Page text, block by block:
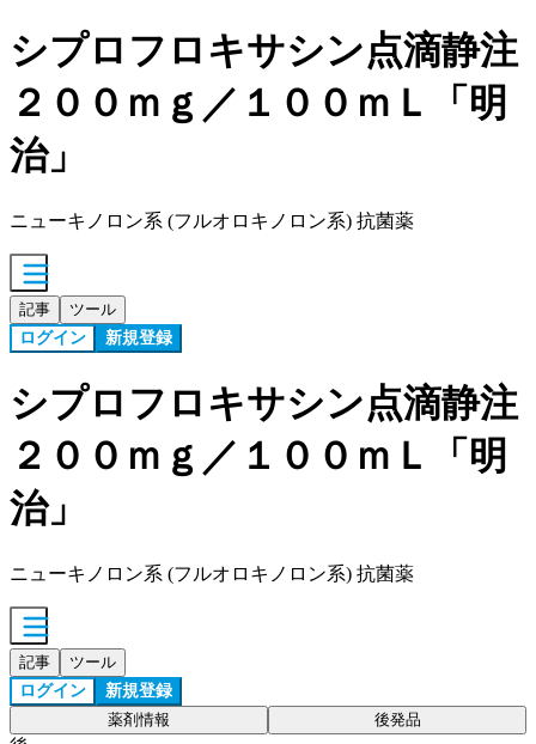
シプロフロキサシン点滴静注
２００ｍｇ／１００ｍＬ「明
治」
ニューキノロン系 (フルオロキノロン系) 抗菌薬
記事 ツール
ログイン 新規登録
シプロフロキサシン点滴静注
２００ｍｇ／１００ｍＬ「明
治」
ニューキノロン系 (フルオロキノロン系) 抗菌薬
記事 ツール
ログイン 新規登録
薬剤情報 後発品